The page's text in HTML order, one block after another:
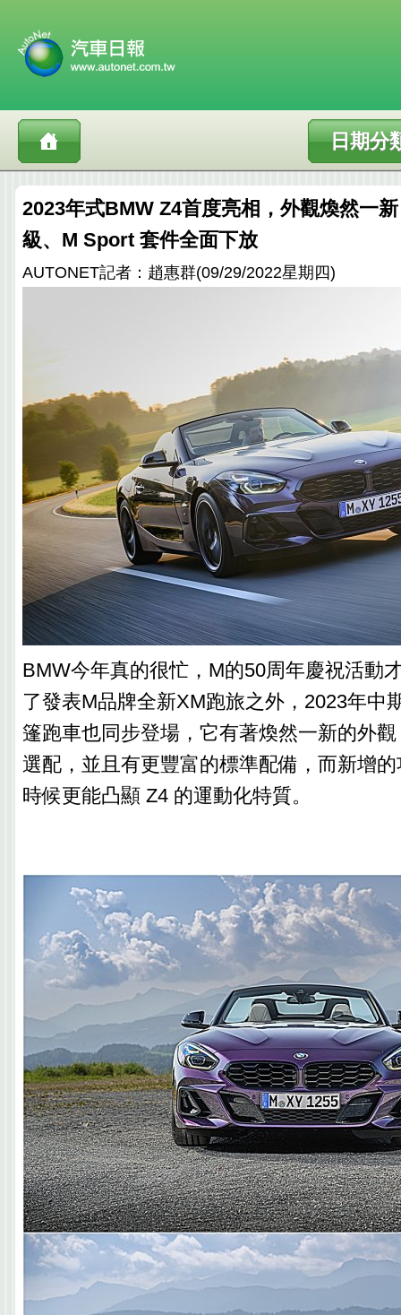
日期分
2023年式BMW Z4首度亮相，外觀煥然一
級、M Sport 套件全面下放
AUTONET記者：趙惠群(09/29/2022星期四)
BMW今年真的很忙，M的50周年慶祝活動
了發表M品牌全新XM跑旅之外，2023年中
篷跑車也同步登場，它有著煥然一新的外
選配，並且有更豐富的標準配備，而新增
時候更能凸顯 Z4 的運動化特質。